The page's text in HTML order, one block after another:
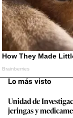
Lo más visto
Unidad de
jeringas y